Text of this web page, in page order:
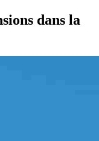
dans la